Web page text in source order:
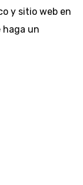
y sitio web en
haga un